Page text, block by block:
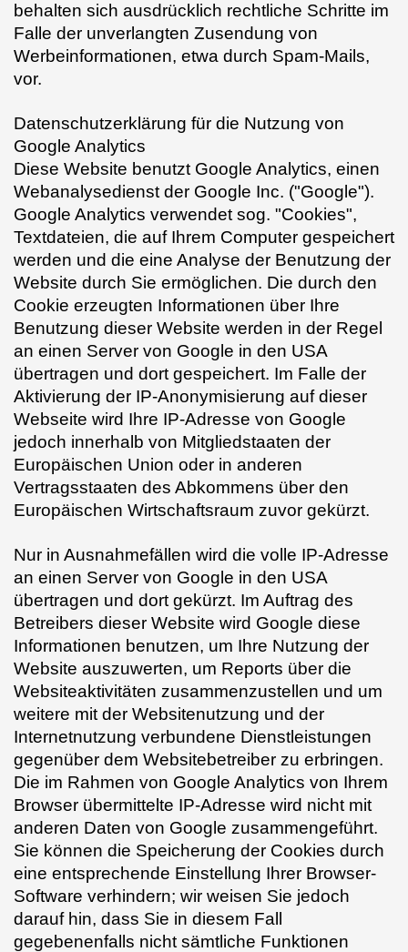
behalten sich ausdrücklich rechtliche Schritte im
Falle der unverlangten Zusendung von
Werbeinformationen, etwa durch Spam-Mails,
vor.
Datenschutzerklärung für die Nutzung von
Google Analytics
Diese Website benutzt Google Analytics, einen
Webanalysedienst der Google Inc. ("Google").
Google Analytics verwendet sog. "Cookies",
Textdateien, die auf Ihrem Computer gespeichert
werden und die eine Analyse der Benutzung der
Website durch Sie ermöglichen. Die durch den
Cookie erzeugten Informationen über Ihre
Benutzung dieser Website werden in der Regel
an einen Server von Google in den USA
übertragen und dort gespeichert. Im Falle der
Aktivierung der IP-Anonymisierung auf dieser
Webseite wird Ihre IP-Adresse von Google
jedoch innerhalb von Mitgliedstaaten der
Europäischen Union oder in anderen
Vertragsstaaten des Abkommens über den
Europäischen Wirtschaftsraum zuvor gekürzt.
Nur in Ausnahmefällen wird die volle IP-Adresse
an einen Server von Google in den USA
übertragen und dort gekürzt. Im Auftrag des
Betreibers dieser Website wird Google diese
Informationen benutzen, um Ihre Nutzung der
Website auszuwerten, um Reports über die
Websiteaktivitäten zusammenzustellen und um
weitere mit der Websitenutzung und der
Internetnutzung verbundene Dienstleistungen
gegenüber dem Websitebetreiber zu erbringen.
Die im Rahmen von Google Analytics von Ihrem
Browser übermittelte IP-Adresse wird nicht mit
anderen Daten von Google zusammengeführt.
Sie können die Speicherung der Cookies durch
eine entsprechende Einstellung Ihrer Browser-
Software verhindern; wir weisen Sie jedoch
darauf hin, dass Sie in diesem Fall
gegebenenfalls nicht sämtliche Funktionen